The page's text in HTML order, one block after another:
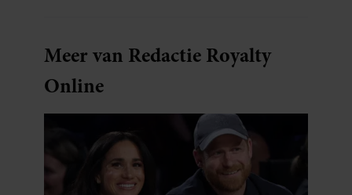
Meer van Redactie Royalty
Online